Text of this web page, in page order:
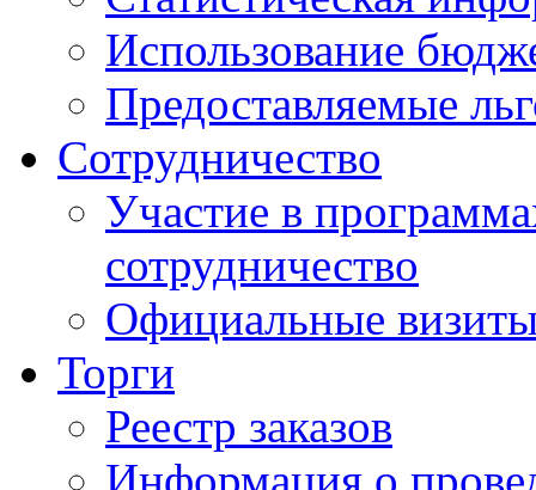
Использование
Предоставляемые
Сотрудничество
Участие в
сотрудничество
Официальные
Торги
Реестр заказов
Информация о